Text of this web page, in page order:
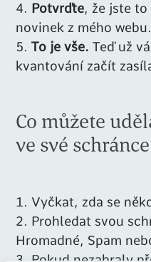
Potvrďte, že jste
novinek z mého webu.
To je vše. Teď už
kvantování začít
Co můžete
ve své
Vyčkat, zda se
Prohledat svou
Hromadné, Spam